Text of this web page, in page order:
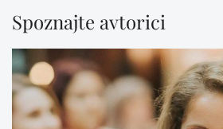
Spoznajte avtorici